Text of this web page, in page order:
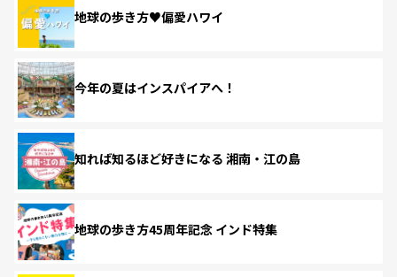
地球の歩き方♥偏愛ハワイ
今年の夏はインスパイアへ！
知れば知るほど好きになる 湘南・江の島
地球の歩き方45周年記念 インド特集